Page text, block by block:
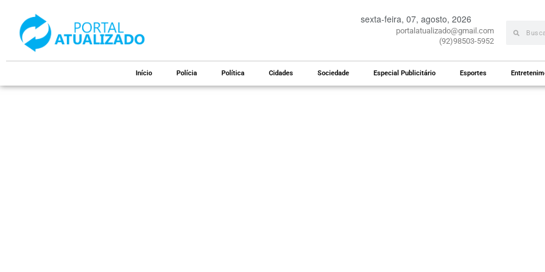
sexta-feira, 07, agosto, 2026
portalatualizado@gmail.com
(92)98503-5952
Início Polícia Política Cidades Sociedade Especial Publicitário Esportes